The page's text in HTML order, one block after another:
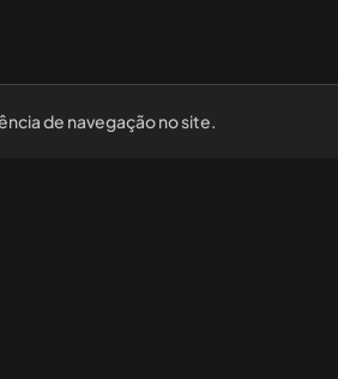
de navegação no site.